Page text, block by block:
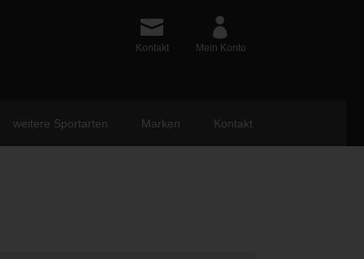
Kontakt Mein Konto
weitere Sportarten Marken Kontakt